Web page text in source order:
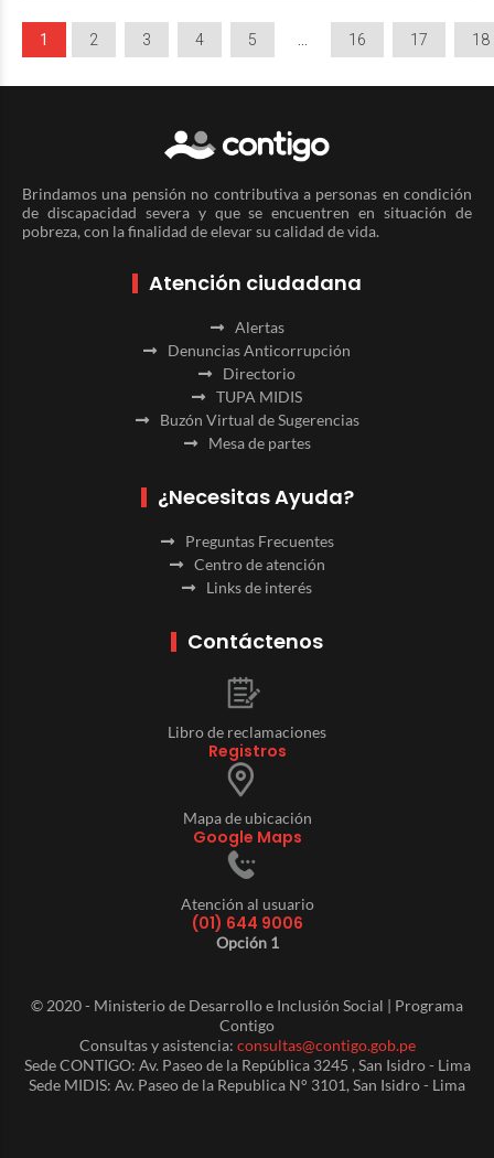
1 2 3 4 5 16 17 18
Brindamos una pensión no contributiva a personas en condición
de discapacidad severa y que se encuentren en situación de
pobreza, con la finalidad de elevar su calidad de vida.
Atención ciudadana
Alertas
Denuncias Anticorrupción
Directorio
TUPA MIDIS
Buzón Virtual de Sugerencias
Mesa de partes
¿Necesitas Ayuda?
Preguntas Frecuentes
Centro de atención
Links de interés
Contáctenos
Libro de reclamaciones
Registros
Mapa de ubicación
Google Maps
Atención al usuario
(01) 644 9006
Opción 1
© 2020 - Ministerio de Desarrollo e Inclusión Social | Programa
Contigo
Consultas y asistencia: consultas@contigo.gob.pe
Sede CONTIGO: Av. Paseo de la República 3245 , San Isidro - Lima
Sede MIDIS: Av. Paseo de la Republica N° 3101, San Isidro - Lima